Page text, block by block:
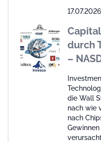
17.07.2026
durch
–
die Wall
nach wie
nach